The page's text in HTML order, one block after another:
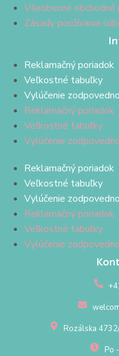
Všeobecné obchodné
Zásady používania
Reklamačný poriadok
Veľkostné tabuľky
Vylúčenie
Reklamačný poriadok
Veľkostné tabuľky
Vylúčenie
Reklamačný poriadok
Veľkostné tabuľky
Vylúčenie
Reklamačný poriadok
Veľkostné tabuľky
Vylúčenie
Rozálska
Po